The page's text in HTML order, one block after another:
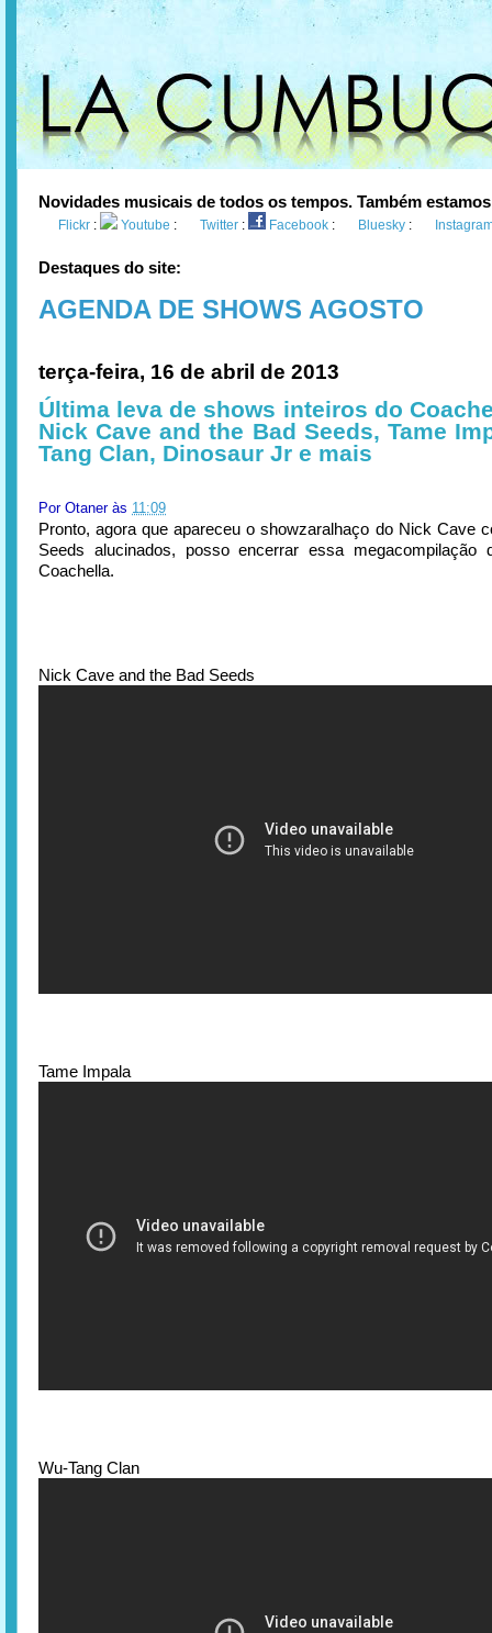
Novidades musicais de todos os tempos. Também
Flickr : Youtube : Twitter : Facebook : Bluesky :
Destaques do site:
AGENDA DE SHOWS AGOSTO
terça-feira, 16 de abril de 2013
Última leva de shows inteiros do
Nick Cave and the Bad Seeds, Tame
Tang Clan, Dinosaur Jr e mais
Por Otaner às 11:09
Pronto, agora que apareceu o showzaralhaço do Nick Cave
Seeds alucinados, posso encerrar essa megacompilação
Coachella.
Nick Cave and the Bad Seeds
Tame Impala
Wu-Tang Clan